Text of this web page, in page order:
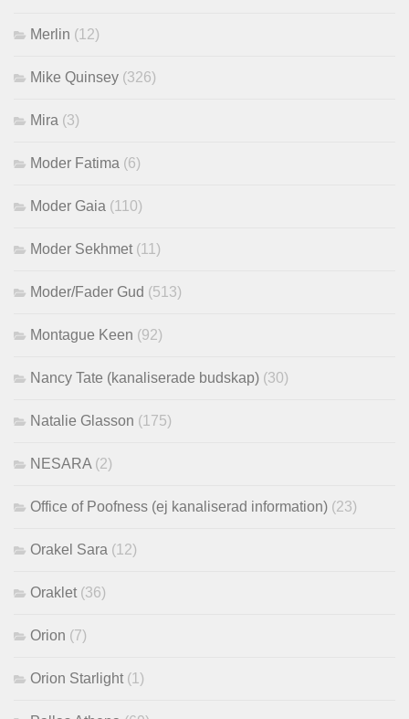
Merlin (12)
Mike Quinsey (326)
Mira (3)
Moder Fatima (6)
Moder Gaia (110)
Moder Sekhmet (11)
Moder/Fader Gud (513)
Montague Keen (92)
Nancy Tate (kanaliserade budskap) (30)
Natalie Glasson (175)
NESARA (2)
Office of Poofness (ej kanaliserad information) (23)
Orakel Sara (12)
Oraklet (36)
Orion (7)
Orion Starlight (1)